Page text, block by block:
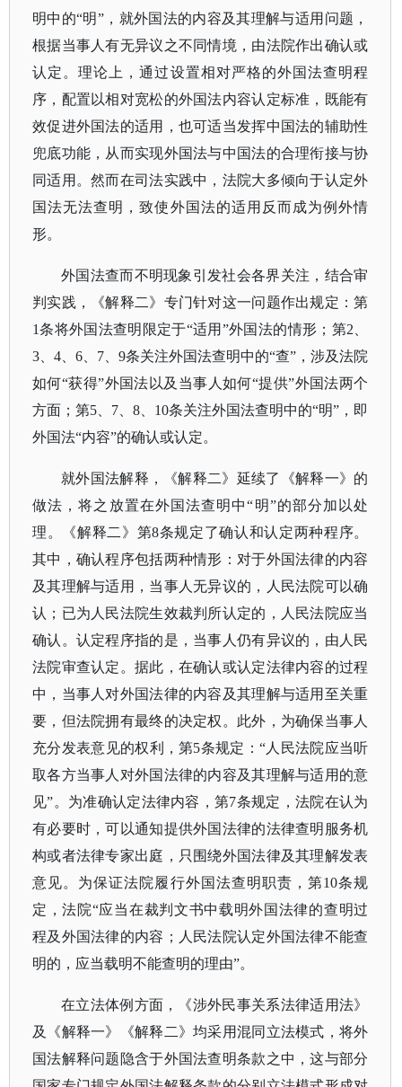
明中的“明”，就外国法的内容及其理解与适用问题，
根据当事人有无异议之不同情境，由法院作出确认或
认定。理论上，通过设置相对严格的外国法查明程
序，配置以相对宽松的外国法内容认定标准，既能有
效促进外国法的适用，也可适当发挥中国法的辅助性
兜底功能，从而实现外国法与中国法的合理衔接与协
同适用。然而在司法实践中，法院大多倾向于认定外
国法无法查明，致使外国法的适用反而成为例外情
形。
外国法查而不明现象引发社会各界关注，结合审
判实践，《解释二》专门针对这一问题作出规定：第
1条将外国法查明限定于“适用”外国法的情形；第2、
3、4、6、7、9条关注外国法查明中的“查”，涉及法院
如何“获得”外国法以及当事人如何“提供”外国法两个
方面；第5、7、8、10条关注外国法查明中的“明”，即
外国法“内容”的确认或认定。
就外国法解释，《解释二》延续了《解释一》的
做法，将之放置在外国法查明中“明”的部分加以处
理。《解释二》第8条规定了确认和认定两种程序。
其中，确认程序包括两种情形：对于外国法律的内容
及其理解与适用，当事人无异议的，人民法院可以确
认；已为人民法院生效裁判所认定的，人民法院应当
确认。认定程序指的是，当事人仍有异议的，由人民
法院审查认定。据此，在确认或认定法律内容的过程
中，当事人对外国法律的内容及其理解与适用至关重
要，但法院拥有最终的决定权。此外，为确保当事人
充分发表意见的权利，第5条规定：“人民法院应当听
取各方当事人对外国法律的内容及其理解与适用的意
见”。为准确认定法律内容，第7条规定，法院在认为
有必要时，可以通知提供外国法律的法律查明服务机
构或者法律专家出庭，只围绕外国法律及其理解发表
意见。为保证法院履行外国法查明职责，第10条规
定，法院“应当在裁判文书中载明外国法律的查明过
程及外国法律的内容；人民法院认定外国法律不能查
明的，应当载明不能查明的理由”。
在立法体例方面，《涉外民事关系法律适用法》
及《解释一》《解释二》均采用混同立法模式，将外
国法解释问题隐含于外国法查明条款之中，这与部分